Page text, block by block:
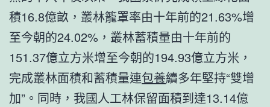
積16.8億畝，叢林籠罩率由十年前的21.63%增
至今朝的24.02%，叢林蓄積量由十年前的
151.37億立方米增至今朝的194.93億立方米，
完成叢林面積和蓄積量連包養續多年堅持“雙增
加”。同時，我國人工林保留面積到達13.14億